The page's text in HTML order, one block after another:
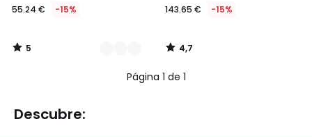
55.24 € -15%
5
/
143.65 € -15%
4,7
/
Página 1 de 1
Descubre: